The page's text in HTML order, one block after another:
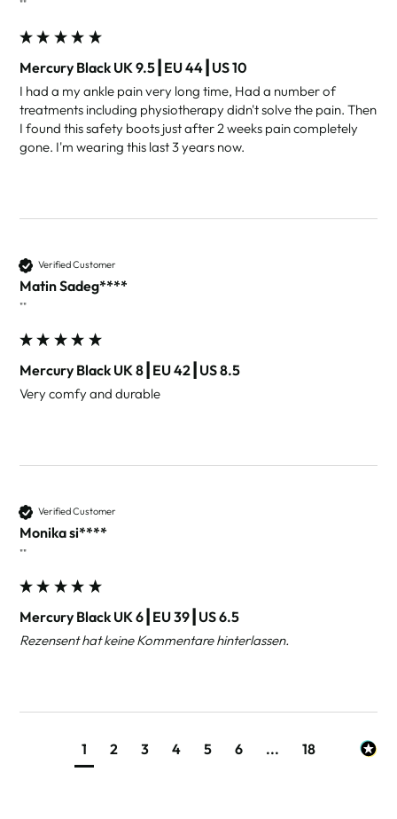
""
Mercury Black UK 9.5┃EU 44┃US 10
I had a my ankle pain very long time, Had a number of
treatments including physiotherapy didn't solve the pain. Then
I found this safety boots just after 2 weeks pain completely
gone. I'm wearing this last 3 years now.
Verified Customer
Matin Sadeg****
""
Mercury Black UK 8┃EU 42┃US 8.5
Very comfy and durable
Verified Customer
Monika si****
""
Mercury Black UK 6┃EU 39┃US 6.5
Rezensent hat keine Kommentare hinterlassen.
1 2 3 4 5 6 ... 18